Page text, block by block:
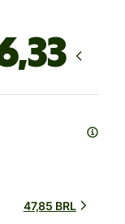
47,85 BRL